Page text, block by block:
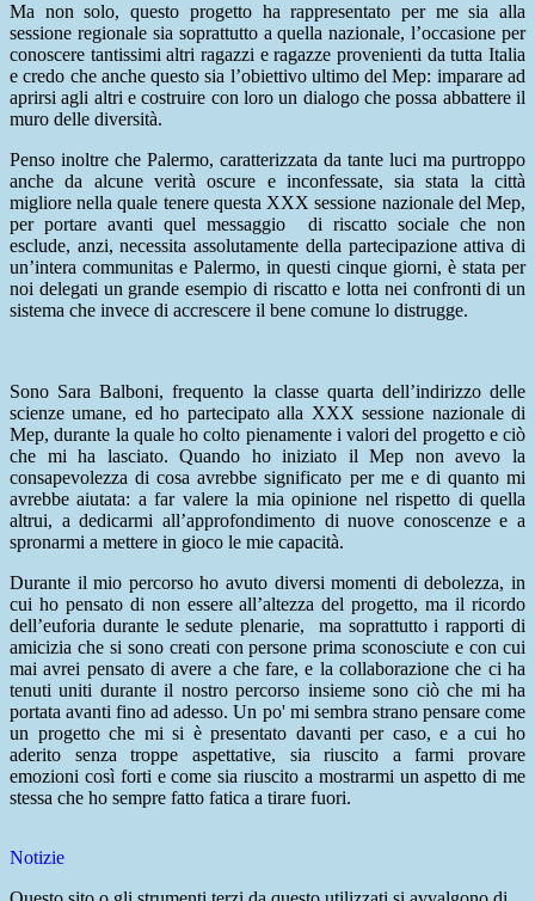
Ma non solo, questo progetto ha rappresentato per me sia alla
sessione regionale sia soprattutto a quella nazionale, l’occasione per
conoscere tantissimi altri ragazzi e ragazze provenienti da tutta Italia
e credo che anche questo sia l’obiettivo ultimo del Mep: imparare ad
aprirsi agli altri e costruire con loro un dialogo che possa abbattere il
muro delle diversità.
Penso inoltre che Palermo, caratterizzata da tante luci ma purtroppo
anche da alcune verità oscure e inconfessate, sia stata la città
migliore nella quale tenere questa XXX sessione nazionale del Mep,
per portare avanti quel messaggio di riscatto sociale che non
esclude, anzi, necessita assolutamente della partecipazione attiva di
un’intera communitas e Palermo, in questi cinque giorni, è stata per
noi delegati un grande esempio di riscatto e lotta nei confronti di un
sistema che invece di accrescere il bene comune lo distrugge.
Sono Sara Balboni, frequento la classe quarta dell’indirizzo delle
scienze umane, ed ho partecipato alla XXX sessione nazionale di
Mep, durante la quale ho colto pienamente i valori del progetto e ciò
che mi ha lasciato. Quando ho iniziato il Mep non avevo la
consapevolezza di cosa avrebbe significato per me e di quanto mi
avrebbe aiutata: a far valere la mia opinione nel rispetto di quella
altrui, a dedicarmi all’approfondimento di nuove conoscenze e a
spronarmi a mettere in gioco le mie capacità.
Durante il mio percorso ho avuto diversi momenti di debolezza, in
cui ho pensato di non essere all’altezza del progetto, ma il ricordo
dell’euforia durante le sedute plenarie, ma soprattutto i rapporti di
amicizia che si sono creati con persone prima sconosciute e con cui
mai avrei pensato di avere a che fare, e la collaborazione che ci ha
tenuti uniti durante il nostro percorso insieme sono ciò che mi ha
portata avanti fino ad adesso. Un po' mi sembra strano pensare come
un progetto che mi si è presentato davanti per caso, e a cui ho
aderito senza troppe aspettative, sia riuscito a farmi provare
emozioni così forti e come sia riuscito a mostrarmi un aspetto di me
stessa che ho sempre fatto fatica a tirare fuori.
Notizie